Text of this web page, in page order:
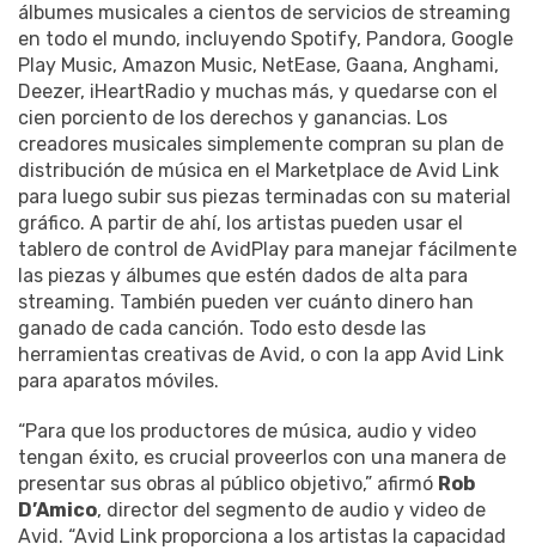
álbumes musicales a cientos de servicios de streaming
en todo el mundo, incluyendo Spotify, Pandora, Google
Play Music, Amazon Music, NetEase, Gaana, Anghami,
Deezer, iHeartRadio y muchas más, y quedarse con el
cien porciento de los derechos y ganancias. Los
creadores musicales simplemente compran su plan de
distribución de música en el Marketplace de Avid Link
para luego subir sus piezas terminadas con su material
gráfico. A partir de ahí, los artistas pueden usar el
tablero de control de AvidPlay para manejar fácilmente
las piezas y álbumes que estén dados de alta para
streaming. También pueden ver cuánto dinero han
ganado de cada canción. Todo esto desde las
herramientas creativas de Avid, o con la app Avid Link
para aparatos móviles.
“Para que los productores de música, audio y video
tengan éxito, es crucial proveerlos con una manera de
presentar sus obras al público objetivo,” afirmó Rob
D’Amico, director del segmento de audio y video de
Avid. “Avid Link proporciona a los artistas la capacidad